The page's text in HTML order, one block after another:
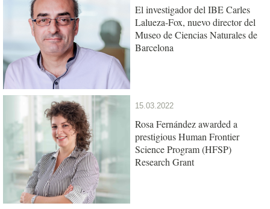
El investigador del IBE Carles
Lalueza-Fox, nuevo director del
Museo de Ciencias Naturales de
Barcelona
15.03.2022
Rosa Fernández awarded a
prestigious Human Frontier
Science Program (HFSP)
Research Grant